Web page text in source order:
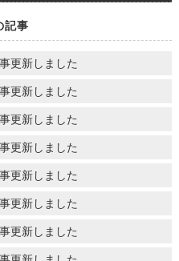
記事
更新しました
更新しました
更新しました
更新しました
更新しました
更新しました
更新しました